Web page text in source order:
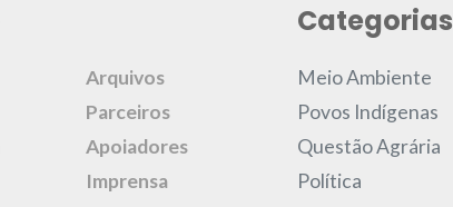
Arquivos
Parceiros
Apoiadores
Imprensa
Categorias
Meio Ambiente
Povos Indígenas
Questão Agrária
Política